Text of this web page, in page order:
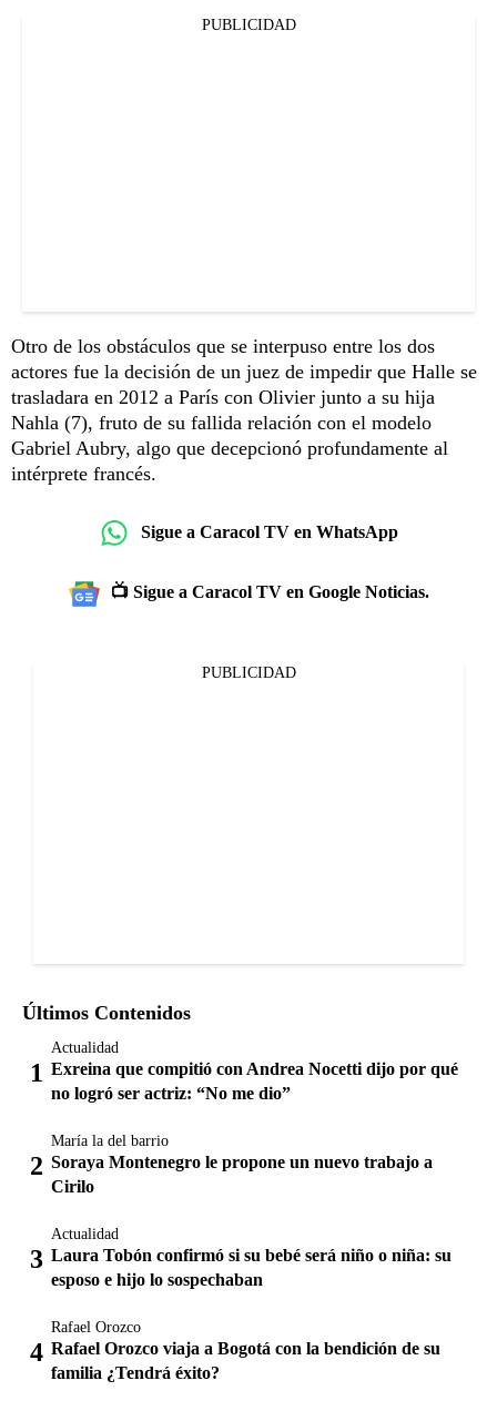
PUBLICIDAD
Otro de los obstáculos que se interpuso entre los dos
actores fue la decisión de un juez de impedir que Halle se
trasladara en 2012 a París con Olivier junto a su hija
Nahla (7), fruto de su fallida relación con el modelo
Gabriel Aubry, algo que decepcionó profundamente al
intérprete francés.
Sigue a Caracol TV en WhatsApp
📺 Sigue a Caracol TV en Google Noticias.
PUBLICIDAD
Últimos Contenidos
Actualidad
Exreina que compitió con Andrea Nocetti dijo por qué
no logró ser actriz: “No me dio”
María la del barrio
Soraya Montenegro le propone un nuevo trabajo a
Cirilo
Actualidad
Laura Tobón confirmó si su bebé será niño o niña: su
esposo e hijo lo sospechaban
Rafael Orozco
Rafael Orozco viaja a Bogotá con la bendición de su
familia ¿Tendrá éxito?